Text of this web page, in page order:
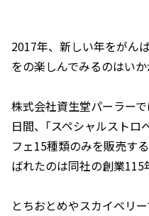
2017年、新しい年をがん
をの楽しんでみるのはい
株式会社資生堂パーラー
日間、｢スペシャルストロ
フェ15種類のみを販売す
ばれたのは同社の創業115
とちおとめやスカイベリ